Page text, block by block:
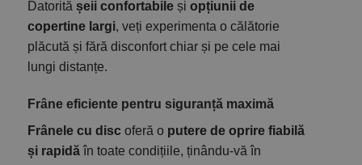
Datoritășeii confortabile șiopțiunii de
copertine largi, veți experimenta o călătorie
plăcută și fără disconfort chiar și pe cele mai
lungi distanțe.
Frâne eficiente pentru siguranță maximă
Frânele cu disc oferă o putere de oprire fiabilă
și rapidă în toate condițiile, ținându-vă în